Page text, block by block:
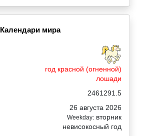
Календари мира
год красной (огненной)
лошади
2461291.5
26 августа 2026
Weekday: вторник
невисокосный год